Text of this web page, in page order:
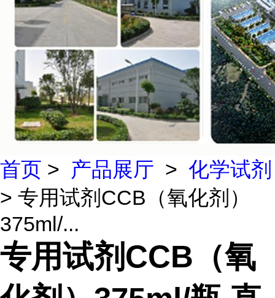
首页 > 产品展厅 > 化学试剂
> 专用试剂CCB（氧化剂）
375ml/...
专用试剂CCB（氧